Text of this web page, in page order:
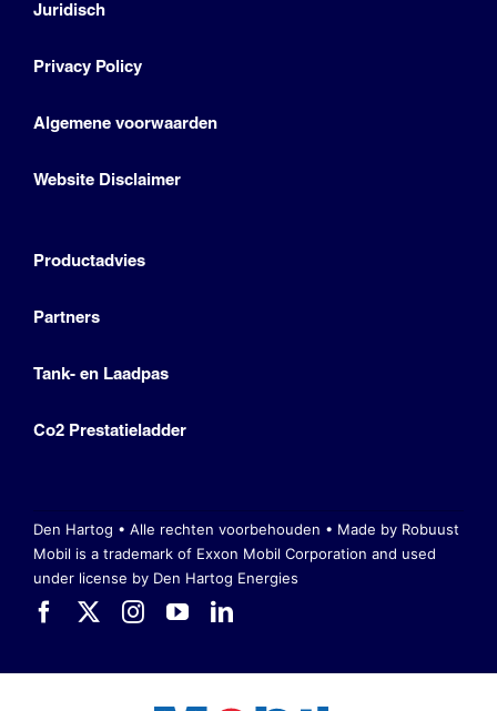
Juridisch
Privacy Policy
Algemene voorwaarden
Website Disclaimer
Productadvies
Partners
Tank- en Laadpas
Co2 Prestatieladder
Den Hartog • Alle rechten voorbehouden • Made by Robuust
Mobil is a trademark of Exxon Mobil Corporation and used
under license by Den Hartog Energies